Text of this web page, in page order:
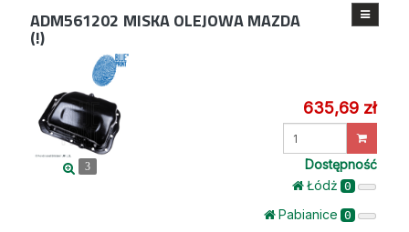
ADM561202 MISKA OLEJOWA MAZDA
(!)
3
635,69 zł
Dostępność
Łódż 0
Pabianice 0